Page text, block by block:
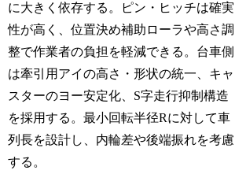
に大きく依存する。ピン・ヒッチは確実
性が高く、位置決め補助ローラや高さ調
整で作業者の負担を軽減できる。台車側
は牽引用アイの高さ・形状の統一、キャ
スターのヨー安定化、S字走行抑制構造
を採用する。最小回転半径Rに対して車
列長を設計し、内輪差や後端振れを考慮
する。